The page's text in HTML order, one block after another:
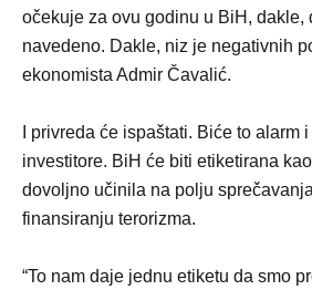
očekuje za ovu godinu u BiH, dakle,
navedeno. Dakle, niz je negativnih
ekonomista Admir Čavalić.
I privreda će ispaštati. Biće to alarm
investitore. BiH će biti etiketirana
dovoljno učinila na polju
finansiranju terorizma.
“To nam daje jednu etiketu da smo